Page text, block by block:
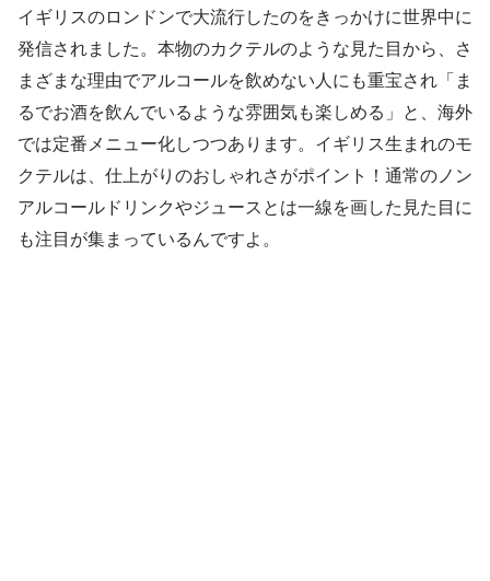
イギリスのロンドンで大流行したのをきっかけに世界中に
発信されました。本物のカクテルのような見た目から、さ
まざまな理由でアルコールを飲めない人にも重宝され「ま
るでお酒を飲んでいるような雰囲気も楽しめる」と、海外
では定番メニュー化しつつあります。イギリス生まれのモ
クテルは、仕上がりのおしゃれさがポイント！通常のノン
アルコールドリンクやジュースとは一線を画した見た目に
も注目が集まっているんですよ。